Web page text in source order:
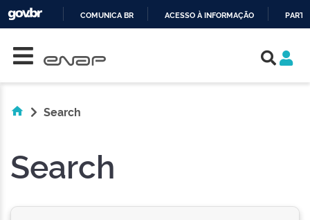
COMUNICA BR ACESSO À INFORMAÇÃO
Search
Search